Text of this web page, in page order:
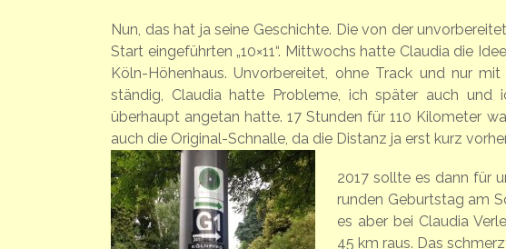
Nun, das hat ja seine Geschichte. Die von der
Start eingeführten „10×11“. Mittwochs hatte Claudia die
Köln-Höhenhaus. Unvorbereitet, ohne Track und nur
ständig, Claudia hatte Probleme, ich später auch
überhaupt angetan hatte. 17 Stunden für 110 Kilometer
auch die Original-Schnalle, da die Distanz ja erst kurz
2017 sollte es dann für
runden Geburtstag am
es aber bei Claudia
45 km raus. Das